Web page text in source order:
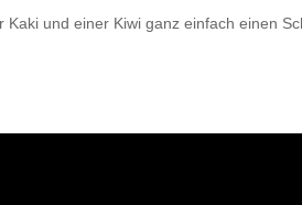
und einer Kiwi ganz einfach einen